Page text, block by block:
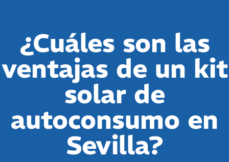
¿Cuáles son las
ventajas de un kit
solar de
autoconsumo en
Sevilla?